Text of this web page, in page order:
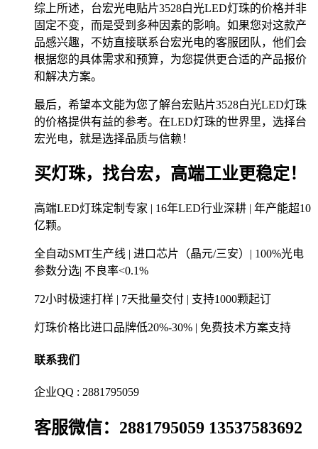
综上所述，台宏光电贴片3528白光LED灯珠的价格并非
固定不变，而是受到多种因素的影响。如果您对这款产
品感兴趣，不妨直接联系台宏光电的客服团队，他们会
根据您的具体需求和预算，为您提供更合适的产品报价
和解决方案。
最后，希望本文能为您了解台宏贴片3528白光LED灯珠
的价格提供有益的参考。在LED灯珠的世界里，选择台
宏光电，就是选择品质与信赖！
买灯珠，找台宏，高端工业更稳定！
高端LED灯珠定制专家 | 16年LED行业深耕 | 年产能超10
亿颗。
全自动SMT生产线 | 进口芯片（晶元/三安）| 100%光电
参数分选| 不良率<0.1%
72小时极速打样 | 7天批量交付 | 支持1000颗起订
灯珠价格比进口品牌低20%-30% | 免费技术方案支持
联系我们
企业QQ : 2881795059
客服微信：2881795059 13537583692